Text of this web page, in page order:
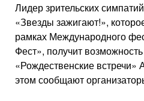
Лидер зрительских
«Звезды зажигают!»,
рамках Международного
Фест», получит
«Рождественские
этом сообщают